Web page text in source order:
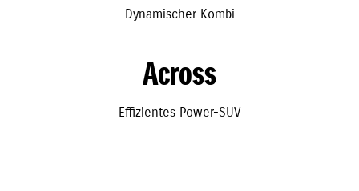
Dynamischer Kombi
Across
Effizientes Power-SUV